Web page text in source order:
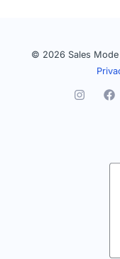
© 2026 Sales